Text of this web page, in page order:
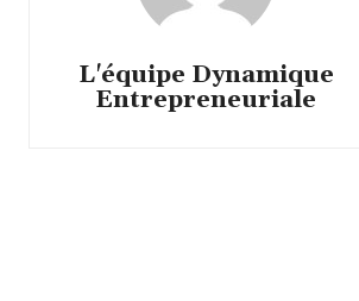
L'équipe Dynamique
Entrepreneuriale